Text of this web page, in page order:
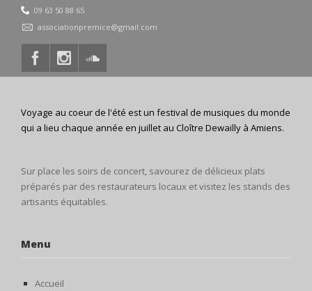
09 63 50 88 65
associationpremice@gmail.com
Voyage au coeur de l'été est un festival de musiques du monde
qui a lieu chaque année en juillet au Cloître Dewailly à Amiens.
Sur place les soirs de concert, savourez de délicieux plats
préparés par des restaurateurs locaux et visitez les stands des
artisants équitables.
Menu
Accueil